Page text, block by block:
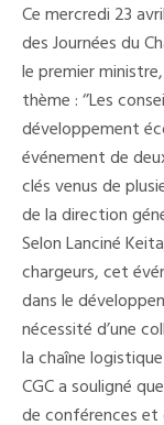
Ce mercredi 23
des Journées du
le premier
thème : ‘’Les
développement
événement de
clés venus de
de la direction
Selon Lanciné
chargeurs, cet
dans le
nécessité d’une
la chaîne
CGC a souligné
de conférences et